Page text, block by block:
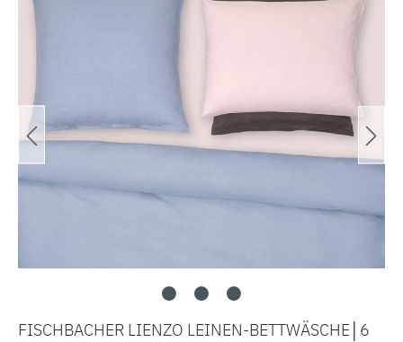
FISCHBACHER LIENZO LEINEN-BETTWÄSCHE│6